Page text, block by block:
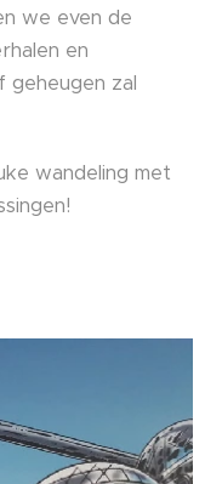
we even de
en
geheugen zal
wandeling met